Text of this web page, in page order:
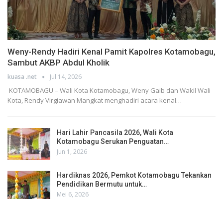
Weny-Rendy Hadiri Kenal Pamit Kapolres Kotamobagu,
Sambut AKBP Abdul Kholik
kuasa .net Jul 14, 2026
KOTAMOBAGU – Wali Kota Kotamobagu, Weny Gaib dan Wakil Wali
Kota, Rendy Virgiawan Mangkat menghadiri acara kenal…
Hari Lahir Pancasila 2026, Wali Kota
Kotamobagu Serukan Penguatan…
Jun 1, 2026
Hardiknas 2026, Pemkot Kotamobagu Tekankan
Pendidikan Bermutu untuk…
Mei 6, 2026